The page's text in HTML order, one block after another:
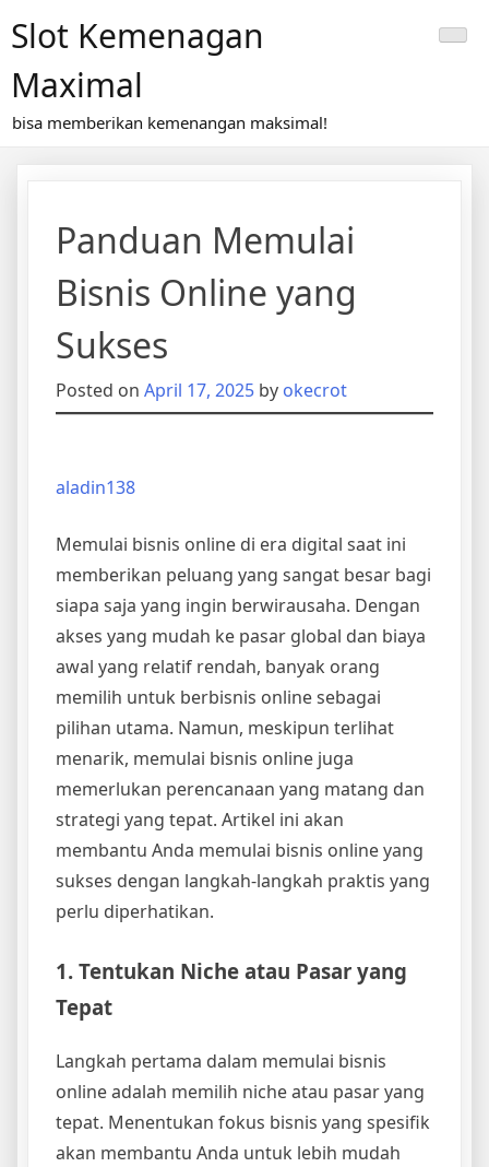
toSlot Kemenagan
Maximal
bisa memberikan kemenangan maksimal!
Panduan Memulai
Bisnis Online yang
Sukses
Posted on April 17, 2025 by okecrot
aladin138
Memulai bisnis online di era digital saat ini
memberikan peluang yang sangat besar bagi
siapa saja yang ingin berwirausaha. Dengan
akses yang mudah ke pasar global dan biaya
awal yang relatif rendah, banyak orang
memilih untuk berbisnis online sebagai
pilihan utama. Namun, meskipun terlihat
menarik, memulai bisnis online juga
memerlukan perencanaan yang matang dan
strategi yang tepat. Artikel ini akan
membantu Anda memulai bisnis online yang
sukses dengan langkah-langkah praktis yang
perlu diperhatikan.
1. Tentukan Niche atau Pasar yang
Tepat
Langkah pertama dalam memulai bisnis
online adalah memilih niche atau pasar yang
tepat. Menentukan fokus bisnis yang spesifik
akan membantu Anda untuk lebih mudah